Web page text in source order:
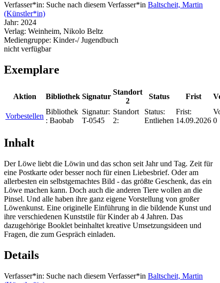
Verfasser*in: Suche nach diesem Verfasser*in Baltscheit, Martin
(Künstler*in)
Jahr: 2024
Verlag: Weinheim, Nikolo Beltz
Mediengruppe: Kinder-/ Jugendbuch
nicht verfügbar
Exemplare
Aktion Bibliothek Signatur
Standort
2
Status Frist
Vorbestellen
Bibliothek
: Baobab
Signatur:
T-0545
Standort
2:
Status:
Entliehen
Frist:
14.09.2026 0
Inhalt
Der Löwe liebt die Löwin und das schon seit Jahr und Tag. Zeit für
eine Postkarte oder besser noch für einen Liebesbrief. Oder am
allerbesten ein selbstgemachtes Bild - das größte Geschenk, das ein
Löwe machen kann. Doch auch die anderen Tiere wollen an die
Pinsel. Und alle haben ihre ganz eigene Vorstellung von großer
Löwenkunst. Eine originelle Einführung in die bildende Kunst und
ihre verschiedenen Kunststile für Kinder ab 4 Jahren. Das
dazugehörige Booklet beinhaltet kreative Umsetzungsideen und
Fragen, die zum Gespräch einladen.
Details
Verfasser*in: Suche nach diesem Verfasser*in Baltscheit, Martin